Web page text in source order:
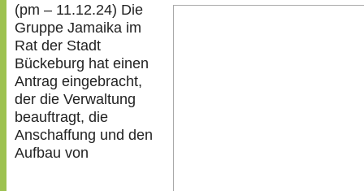
(pm – 11.12.24) Die
Gruppe Jamaika im
Rat der Stadt
Bückeburg hat einen
Antrag eingebracht,
der die Verwaltung
beauftragt, die
Anschaffung und den
Aufbau von